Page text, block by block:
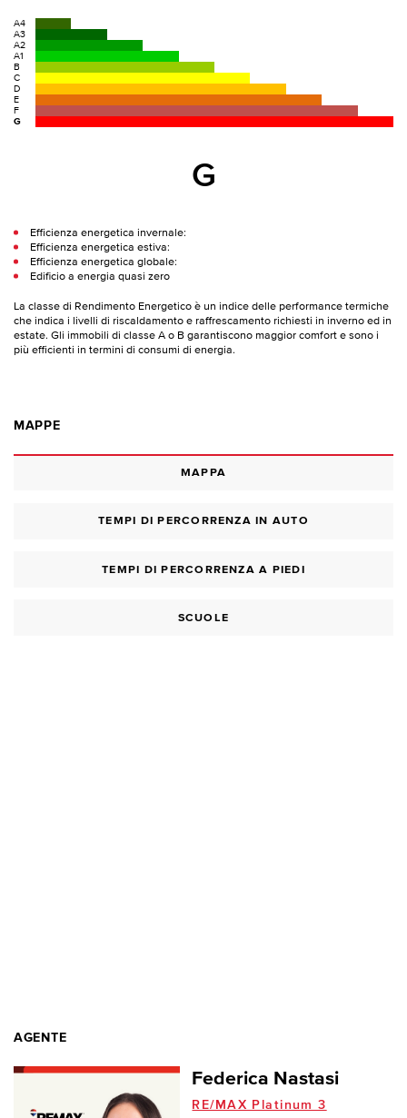
A4
A3
A2
A1
B
C
D
E
F
G
G
Efficienza energetica invernale:
Efficienza energetica estiva:
Efficienza energetica globale:
Edificio a energia quasi zero
La classe di Rendimento Energetico è un indice delle performance termiche
che indica i livelli di riscaldamento e raffrescamento richiesti in inverno ed in
estate. Gli immobili di classe A o B garantiscono maggior comfort e sono i
più efficienti in termini di consumi di energia.
MAPPE
MAPPA
TEMPI DI PERCORRENZA IN AUTO
TEMPI DI PERCORRENZA A PIEDI
SCUOLE
AGENTE
Federica Nastasi
RE/MAX Platinum 3